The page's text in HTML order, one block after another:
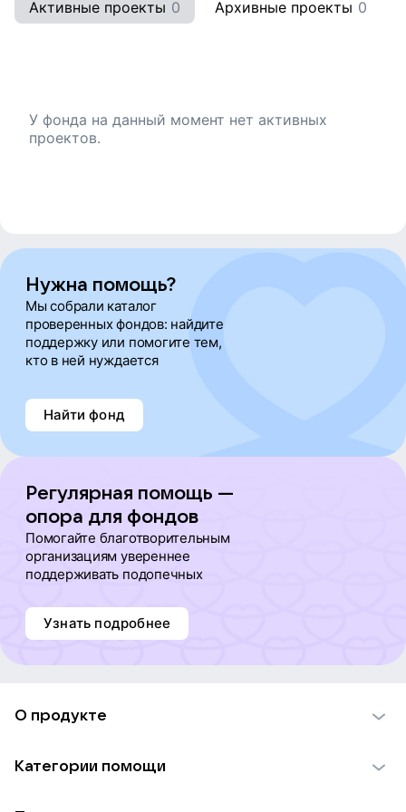
онкоцентров на сайте программы «Онконавигатор» —
о лечении, восстановлении и возвращении к
потребностей людей с инвалидностью.
- консультируем (психологи, юристы) людей с
Активные проекты 0 Архивные проекты 0
У фонда на данный момент нет активных
проектов.
Нужна помощь?
Мы собрали каталог
проверенных фондов: найдите
поддержку или помогите тем,
кто в ней нуждается
Найти фонд
Регулярная помощь —
опора для фондов
Помогайте благотворительным
организациям увереннее
поддерживать подопечных
Узнать подробнее
О продукте
Категории помощи